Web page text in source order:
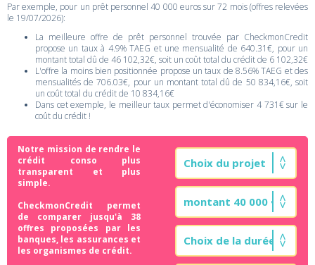
Par exemple, pour un prêt personnel 40 000 euros sur 72 mois (offres relevées
le 19/07/2026):
La meilleure offre de prêt personnel trouvée par CheckmonCredit
propose un taux à 4.9% TAEG et une mensualité de 640.31€, pour un
montant total dû de 46 102,32€, soit un coût total du crédit de 6 102,32€
L'offre la moins bien positionnée propose un taux de 8.56% TAEG et des
mensualités de 706.03€, pour un montant total dû de 50 834,16€, soit
un coût total du crédit de 10 834,16€
Dans cet exemple, le meilleur taux permet d'économiser 4 731€ sur le
coût du crédit !
Notre mission de rendre le
crédit conso plus
transparent et plus
simple.
CheckmonCredit permet
de comparer jusqu'à 38
offres proposées par les
banques, les assurances et
les organismes de crédit.